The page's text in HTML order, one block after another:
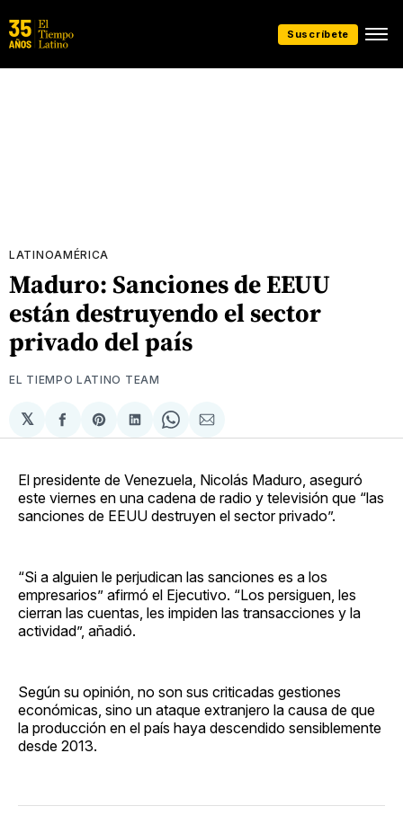
Suscríbete
LATINOAMÉRICA
Maduro: Sanciones de EEUU
están destruyendo el sector
privado del país
EL TIEMPO LATINO TEAM
𝕏
Compartir
en
Share
on
Compartir
en
Share
on
Compartir
via
El presidente de Venezuela, Nicolás Maduro, aseguró
este viernes en una cadena de radio y televisión que “las
sanciones de EEUU destruyen el sector privado”.
“Si a alguien le perjudican las sanciones es a los
empresarios” afirmó el Ejecutivo. “Los persiguen, les
cierran las cuentas, les impiden las transacciones y la
actividad”, añadió.
Según su opinión, no son sus criticadas gestiones
económicas, sino un ataque extranjero la causa de que
la producción en el país haya descendido sensiblemente
desde 2013.